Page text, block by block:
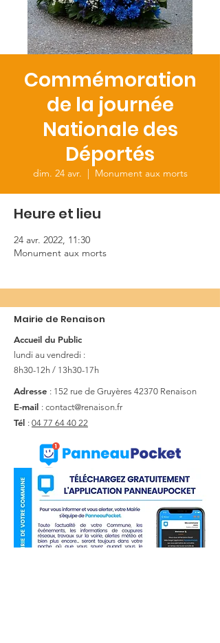
Commémoration
de la journée
Nationale des
Déportés
dim. 24 avr.
  |
Monument aux morts
Heure et lieu
24 avr. 2022, 11:30
Monument aux morts
Mairie de Renaison
Accueil du Public
lundi au vendredi :
8h30-12h / 13h30-17h
Adresse : 152 rue de Gruyères 42370 Renaison
E-mail : contact@renaison.fr
Tél : 04 77 64 40 22